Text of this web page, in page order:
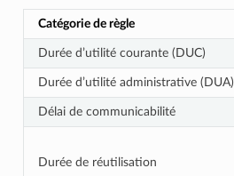
Catégorie de règle
Durée d’utilité courante (DUC)
Durée d’utilité administrative (DUA)
Délai de communicabilité
Durée de réutilisation